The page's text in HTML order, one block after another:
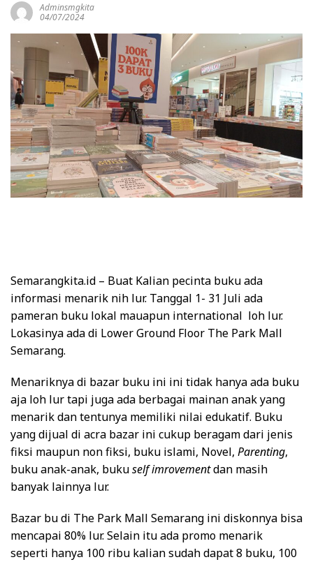
Adminsmgkita
04/07/2024
Semarangkita.id – Buat Kalian pecinta buku ada
informasi menarik nih lur. Tanggal 1- 31 Juli ada
pameran buku lokal mauapun international loh lur.
Lokasinya ada di Lower Ground Floor The Park Mall
Semarang.
Menariknya di bazar buku ini ini tidak hanya ada buku
aja loh lur tapi juga ada berbagai mainan anak yang
menarik dan tentunya memiliki nilai edukatif. Buku
yang dijual di acra bazar ini cukup beragam dari jenis
fiksi maupun non fiksi, buku islami, Novel, Parenting,
buku anak-anak, bukuself imrovementdan masih
banyak lainnya lur.
Bazar bu di The Park Mall Semarang ini diskonnya bisa
mencapai 80% lur. Selain itu ada promo menarik
seperti hanya 100 ribu kalian sudah dapat 8 buku, 100